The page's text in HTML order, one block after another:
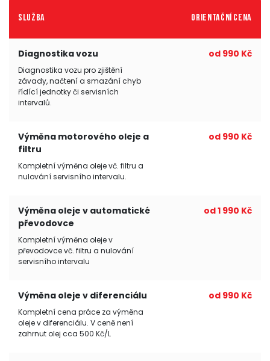
Služba Orientační cena
Diagnostika vozu
Diagnostika vozu pro zjištění
závady, načtení a smazání chyb
řídící jednotky či servisních
intervalů.
od 990 Kč
Výměna motorového oleje a
filtru
Kompletní výměna oleje vč. filtru a
nulování servisního intervalu.
od 990 Kč
Výměna oleje v automatické
převodovce
Kompletní výměna oleje v
převodovce vč. filtru a nulování
servisního intervalu
od 1 990 Kč
Výměna oleje v diferenciálu
Kompletní cena práce za výměna
oleje v diferenciálu. V ceně není
zahrnut olej cca 500 Kč/L
od 990 Kč